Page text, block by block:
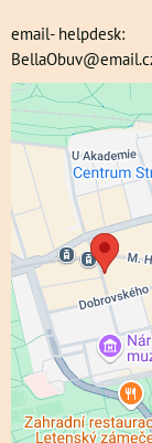
email- helpdesk:
Externí
Přejete
Povolit a